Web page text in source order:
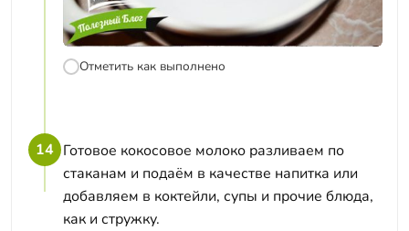
Отметить как выполнено
14 Готовое кокосовое молоко разливаем по
стаканам и подаём в качестве напитка или
добавляем в коктейли, супы и прочие блюда,
как и стружку.